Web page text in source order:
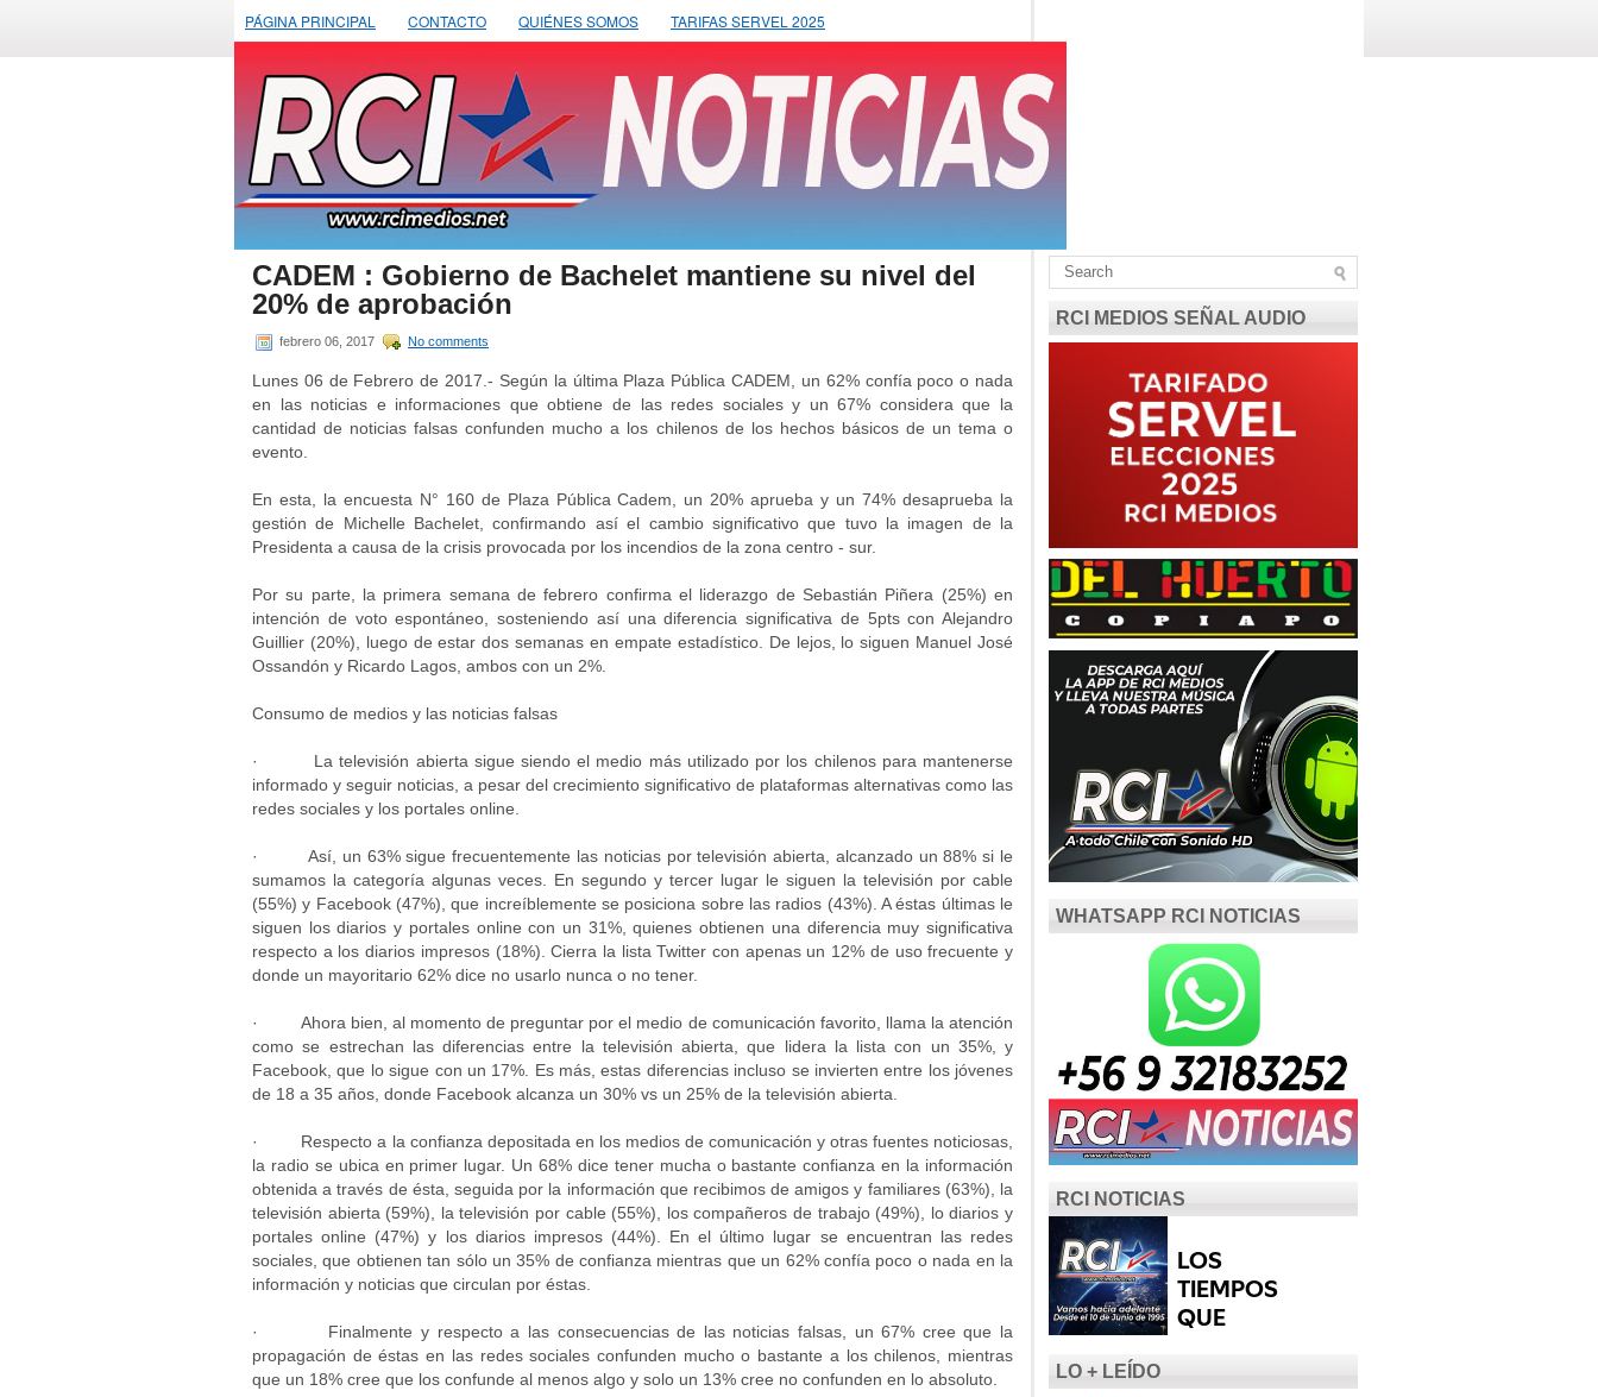
PÁGINA PRINCIPAL CONTACTO QUIÉNES SOMOS TARIFAS SERVEL 2025
CADEM : Gobierno de Bachelet mantiene su nivel del
20% de aprobación
febrero 06, 2017 No comments
Lunes 06 de Febrero de 2017.- Según la última Plaza Pública CADEM, un 62% confía poco o nada
en las noticias e informaciones que obtiene de las redes sociales y un 67% considera que la
cantidad de noticias falsas confunden mucho a los chilenos de los hechos básicos de un tema o
evento.
En esta, la encuesta N° 160 de Plaza Pública Cadem, un 20% aprueba y un 74% desaprueba la
gestión de Michelle Bachelet, confirmando así el cambio significativo que tuvo la imagen de la
Presidenta a causa de la crisis provocada por los incendios de la zona centro - sur.
Por su parte, la primera semana de febrero confirma el liderazgo de Sebastián Piñera (25%) en
intención de voto espontáneo, sosteniendo así una diferencia significativa de 5pts con Alejandro
Guillier (20%), luego de estar dos semanas en empate estadístico. De lejos, lo siguen Manuel José
Ossandón y Ricardo Lagos, ambos con un 2%.
Consumo de medios y las noticias falsas
· La televisión abierta sigue siendo el medio más utilizado por los chilenos para mantenerse
informado y seguir noticias, a pesar del crecimiento significativo de plataformas alternativas como las
redes sociales y los portales online.
· Así, un 63% sigue frecuentemente las noticias por televisión abierta, alcanzado un 88% si le
sumamos la categoría algunas veces. En segundo y tercer lugar le siguen la televisión por cable
(55%) y Facebook (47%), que increíblemente se posiciona sobre las radios (43%). A éstas últimas le
siguen los diarios y portales online con un 31%, quienes obtienen una diferencia muy significativa
respecto a los diarios impresos (18%). Cierra la lista Twitter con apenas un 12% de uso frecuente y
donde un mayoritario 62% dice no usarlo nunca o no tener.
· Ahora bien, al momento de preguntar por el medio de comunicación favorito, llama la atención
como se estrechan las diferencias entre la televisión abierta, que lidera la lista con un 35%, y
Facebook, que lo sigue con un 17%. Es más, estas diferencias incluso se invierten entre los jóvenes
de 18 a 35 años, donde Facebook alcanza un 30% vs un 25% de la televisión abierta.
· Respecto a la confianza depositada en los medios de comunicación y otras fuentes noticiosas,
la radio se ubica en primer lugar. Un 68% dice tener mucha o bastante confianza en la información
obtenida a través de ésta, seguida por la información que recibimos de amigos y familiares (63%), la
televisión abierta (59%), la televisión por cable (55%), los compañeros de trabajo (49%), lo diarios y
portales online (47%) y los diarios impresos (44%). En el último lugar se encuentran las redes
sociales, que obtienen tan sólo un 35% de confianza mientras que un 62% confía poco o nada en la
información y noticias que circulan por éstas.
· Finalmente y respecto a las consecuencias de las noticias falsas, un 67% cree que la
propagación de éstas en las redes sociales confunden mucho o bastante a los chilenos, mientras
que un 18% cree que los confunde al menos algo y solo un 13% cree no confunden en lo absoluto.
RCI MEDIOS SEÑAL AUDIO
WHATSAPP RCI NOTICIAS
RCI NOTICIAS
LO + LEÍDO